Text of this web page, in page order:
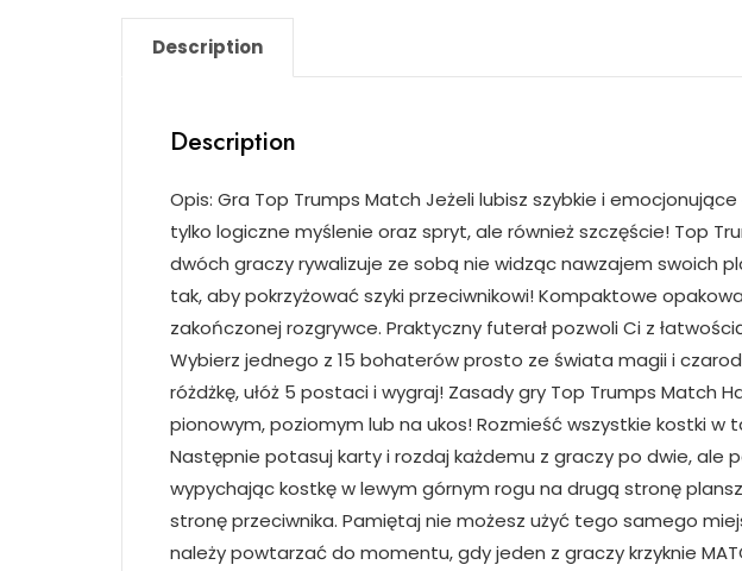
Description
Description
Opis: Gra Top Trumps Match Jeżeli lubisz szybkie i
tylko logiczne myślenie oraz spryt, ale również szczęście! Top
dwóch graczy rywalizuje ze sobą nie widząc nawzajem swoich
tak, aby pokrzyżować szyki przeciwnikowi! Kompaktowe
zakończonej rozgrywce. Praktyczny futerał pozwoli Ci z
Wybierz jednego z 15 bohaterów prosto ze świata magii i
różdżkę, ułóż 5 postaci i wygraj! Zasady gry Top Trumps Match
pionowym, poziomym lub na ukos! Rozmieść wszystkie kostki w
Następnie potasuj karty i rozdaj każdemu z graczy po dwie, ale
wypychając kostkę w lewym górnym rogu na drugą stronę
stronę przeciwnika. Pamiętaj nie możesz użyć tego samego
należy powtarzać do momentu, gdy jeden z graczy krzyknie